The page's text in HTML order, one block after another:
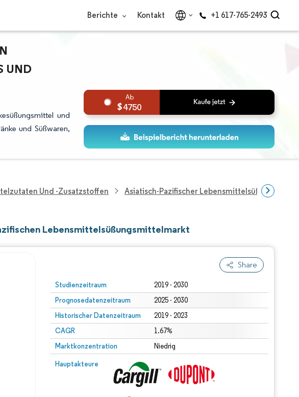
Berichte Kontakt +1 617-765-2493
PR
und
und Süßwaren,
4750
Und -zusatzstoffen Asiatisch-Pazifischer
Lebensmittelsüßungsmittelmarkt
Share
Studienzeitraum 2019 - 2030
Prognosedatenzeitraum 2025 - 2030
Historischer Datenzeitraum 2019 - 2023
CAGR 1.67%
Marktkonzentration Niedrig
Hauptakteure